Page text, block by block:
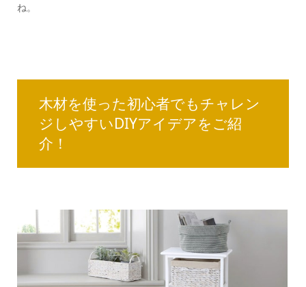
ね。
木材を使った初心者でもチャレン
ジしやすいDIYアイデアをご紹
介！